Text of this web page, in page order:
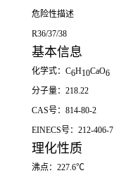
危险性描述
R36/37/38
基本信息
化学式：C6H10CaO6
分子量：218.22
CAS号：814-80-2
EINECS号：212-406-7
理化性质
沸点：227.6℃